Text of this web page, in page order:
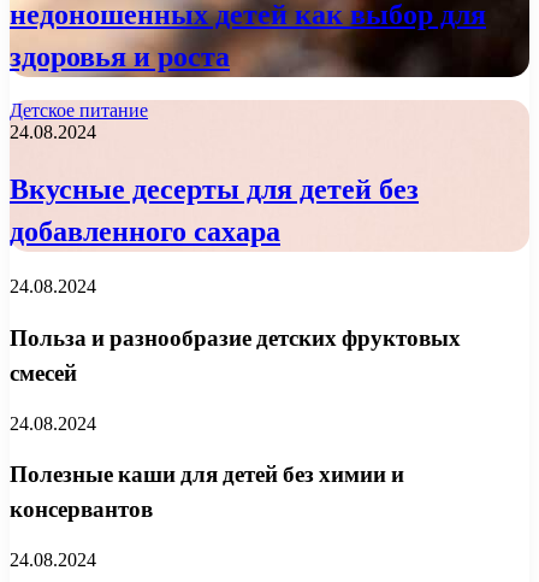
недоношенных детей как выбор для
здоровья и роста
Детское питание
24.08.2024
Вкусные десерты для детей без
добавленного сахара
24.08.2024
Польза и разнообразие детских фруктовых
смесей
24.08.2024
Полезные каши для детей без химии и
консервантов
24.08.2024